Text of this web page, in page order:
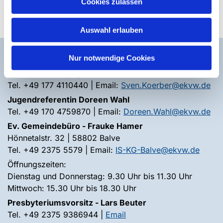
Auswahl erlauben
Nur notwendige Cookies
Kontakt zur Gemeinde
Gemeindepädagoge Sven Körber
Tel. +49 177 4110440 | Email: Sven.Koerber@ekvw.de
Jugendreferentin Doreen Wahl
Tel. +49 170 4759870 | Email: Doreen.Wahl@ekvw.de
Ev. Gemeindebüro - Frauke Hamer
Hönnetalstr. 32 | 58802 Balve
Tel. +49 2375 5579 | Email: IS-KG-Balve@ekvw.de
Öffnungszeiten:
Dienstag und Donnerstag: 9.30 Uhr bis 11.30 Uhr
Mittwoch: 15.30 Uhr bis 18.30 Uhr
Presbyteriumsvorsitz - Lars Beuter
Tel. +49 2375 9386944 | Email